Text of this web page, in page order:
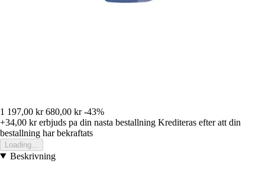
1 197,00 kr 680,00 kr -43%
+34,00 krerbjuds pa din nasta bestallning Krediteras efter att din
bestallning har bekraftats
Loading...
Beskrivning